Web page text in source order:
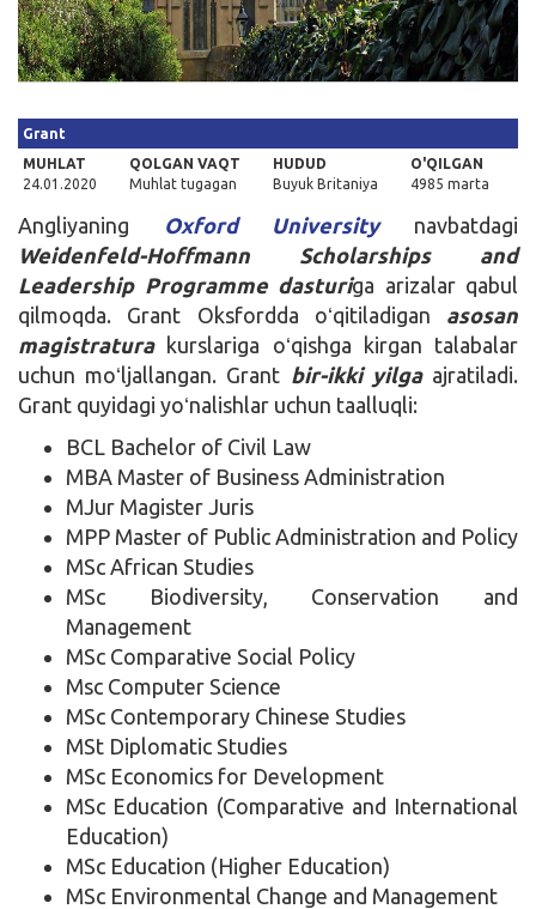
Grant
MUHLAT
24.01.2020
QOLGAN VAQT
Muhlat tugagan
HUDUD
Buyuk Britaniya
O'QILGAN
4985 marta
Angliyaning Oxford Universitynavbatdagi
Weidenfeld-Hoffmann Scholarships and
Leadership Programme dasturiga arizalar qabul
qilmoqda. Grant Oksfordda oʻqitiladigan asosan
magistratura kurslariga oʻqishga kirgan talabalar
uchun moʻljallangan. Grant bir-ikki yilga ajratiladi.
Grant quyidagi yoʻnalishlar uchun taalluqli:
BCL Bachelor of Civil Law
MBA Master of Business Administration
MJur Magister Juris
MPP Master of Public Administration and Policy
MSc African Studies
MSc Biodiversity, Conservation and
Management
MSc Comparative Social Policy
Msc Computer Science
MSc Contemporary Chinese Studies
MSt Diplomatic Studies
MSc Economics for Development
MSc Education (Comparative and International
Education)
MSc Education (Higher Education)
MSc Environmental Change and Management